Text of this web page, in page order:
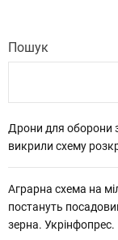
Пошук
Дрони для оборони
викрили схему
Аграрна схема на
постануть
зерна. Укрінфопрес.